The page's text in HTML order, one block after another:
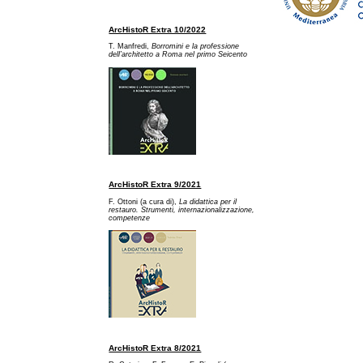
ArcHistoR Extra 10/2022
T. Manfredi,Borromini e la professione
dell’architetto a Roma nel primo Seicento
ArcHistoR Extra 9/2021
F. Ottoni (a cura di),La didattica per il
restauro. Strumenti, internazionalizzazione,
competenze
ArcHistoR Extra 8/2021